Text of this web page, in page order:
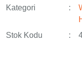
Kategori
Stok Kodu